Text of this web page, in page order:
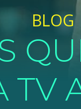
BLOG
TV